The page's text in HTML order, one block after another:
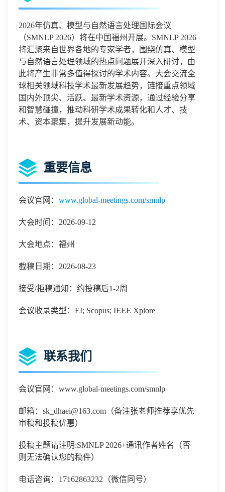
2026年仿真、模型与自然语言处理国际会议
（SMNLP 2026）将在中国福州开展。 SMNLP 2026
将汇聚来自世界各地的专家学者，围绕仿真、模型
与自然语言处理领域的热点问题展开深入研讨，由
此将产生非常多值得探讨的学术内容。 大会交流全
球相关领域科技学术最新发展趋势，链接重点领域
国内外顶尖、活跃、最新学术资源，通过经验分享
和智慧碰撞，推动科研学术成果转化和人才、技
术、资本聚集，提升发展新动能。
重要信息
会议官网： www.global-meetings.com/smnlp
大会时间：2026-09-12
大会地点：福州
截稿日期：2026-08-23
接受/拒稿通知：约投稿后1-2周
会议收录类型：EI; Scopus; IEEE Xplore
联系我们
会议官网： www.global-meetings.com/smnlp
邮箱： sk_dhaei@163.com （备注张老师推荐享优先
审稿和投稿优惠）
投稿主题请注明:SMNLP 2026+通讯作者姓名（否
则无法确认您的稿件）
电话咨询： 17162863232 （微信同号）